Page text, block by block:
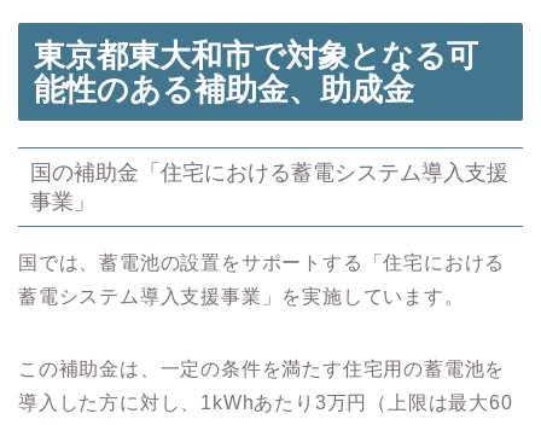
東京都東大和市で対象となる可
能性のある補助金、助成金
国の補助金「住宅における蓄電システム導入支援
事業」
国では、蓄電池の設置をサポートする「住宅における
蓄電システム導入支援事業」を実施しています。
この補助金は、一定の条件を満たす住宅用の蓄電池を
導入した方に対し、1kWhあたり3万円（上限は最大60